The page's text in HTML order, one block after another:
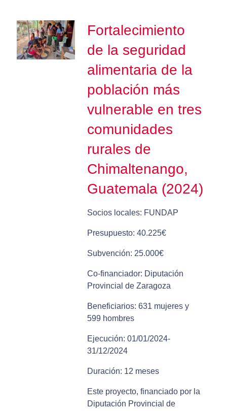
Fortalecimiento
de la seguridad
alimentaria de la
población más
vulnerable en tres
comunidades
rurales de
Chimaltenango,
Guatemala (2024)
Socios locales: FUNDAP
Presupuesto: 40.225€
Subvención: 25.000€
Co-financiador: Diputación
Provincial de Zaragoza
Beneficiarios: 631 mujeres y
599 hombres
Ejecución: 01/01/2024-
31/12/2024
Duración: 12 meses
Este proyecto, financiado por la
Diputación Provincial de